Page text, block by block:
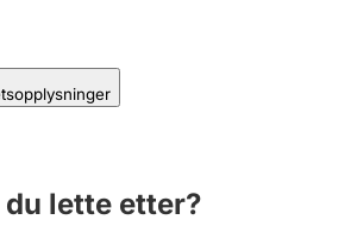
lette etter?